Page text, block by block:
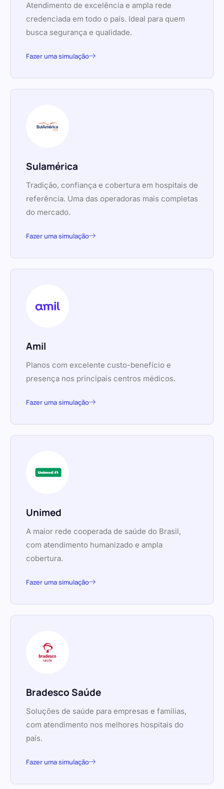
Atendimento de excelência e ampla rede
credenciada em todo o país. Ideal para quem
busca segurança e qualidade.
Fazer uma simulação
Sulamérica
Tradição, confiança e cobertura em hospitais de
referência. Uma das operadoras mais completas
do mercado.
Fazer uma simulação
Amil
Planos com excelente custo-benefício e
presença nos principais centros médicos.
Fazer uma simulação
Unimed
A maior rede cooperada de saúde do Brasil,
com atendimento humanizado e ampla
cobertura.
Fazer uma simulação
Bradesco Saúde
Soluções de saúde para empresas e famílias,
com atendimento nos melhores hospitais do
país.
Fazer uma simulação